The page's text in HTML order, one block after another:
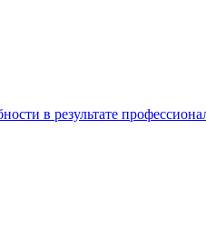
в результате